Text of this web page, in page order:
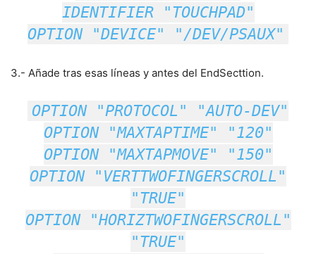
IDENTIFIER "TOUCHPAD"
OPTION "DEVICE" "/DEV/PSAUX"
3.- Añade tras esas líneas y antes del EndSecttion.
OPTION "PROTOCOL" "AUTO-DEV"
OPTION "MAXTAPTIME" "120"
OPTION "MAXTAPMOVE" "150"
OPTION "VERTTWOFINGERSCROLL"
"TRUE"
OPTION "HORIZTWOFINGERSCROLL"
"TRUE"